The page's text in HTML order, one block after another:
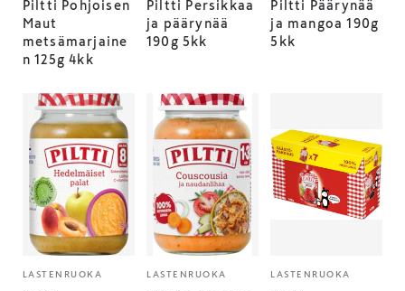
Piltti Pohjoisen
Maut
metsämarjaine
n 125g 4kk
Piltti Persikkaa
ja päärynää
190g 5kk
Piltti Päärynää
ja mangoa 190g
5kk
LASTENRUOKA LASTENRUOKA LASTENRUOKA